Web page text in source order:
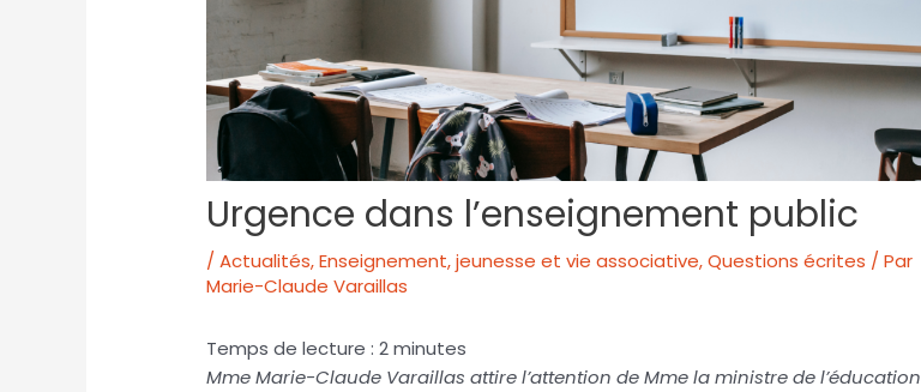
Urgence dans l’enseignement public
/Actualités,Enseignement, jeunesse et vie associative,Questions écrites / Par
Marie-Claude Varaillas
Temps de lecture :2minutes
Mme Marie-Claude Varaillas attire l’attention de Mme la ministre de l’éducation